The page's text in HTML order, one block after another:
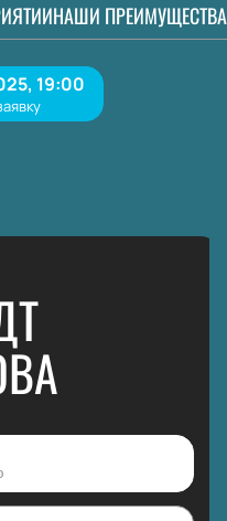
НАШИ ПРЕИМУЩЕСТВА